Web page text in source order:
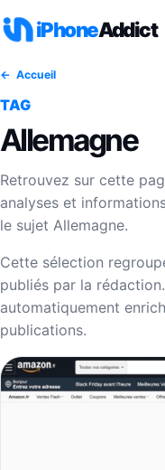
iPhoneAddict
Accueil
TAG
Allemagne
Retrouvez sur cette
analyses et
le sujet Allemagne.
Cette sélection
publiés par la
automatiquement
publications.